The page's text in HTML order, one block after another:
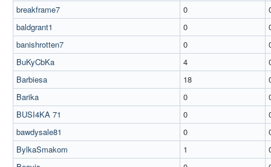
breakframe7
0
baldgrant1
0
banishrotten7
0
BuKyCbKa
4
Barbiesa
18
Barika
0
BUSI4KA 71
0
bawdysale81
0
BylkaSmakom
1